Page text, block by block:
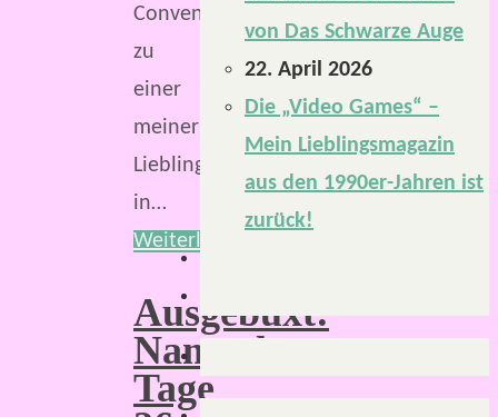
Convention
zu
einer
meiner
Lieblingsconventions
in…
Weiterlesen
Ausgebüxt:
Namenlose
Tage
von Das Schwarze Auge
22. April 2026
Die „Video Games“ –
Mein Lieblingsmagazin
aus den 1990er-Jahren ist
zurück!